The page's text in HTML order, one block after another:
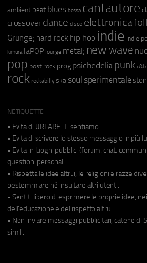
ambient beat blues bossa cantautore
crossover dance disco elettronica
Grunge; hard rock hip hop indie indie
kimura laPOP lounge metal; new wave
pop post rock prog psichedeliapunk r&b
rock rockabilly ska soul sperimentale
NETIQUETTE
• Evita di URLARE. Ti sentiamo.
• Evita di scrivere lo stesso messaggio in più
• Evita in luoghi pubblici (forum, chat,
questioni personali.
• Rispetta le idee altrui, le religioni e razze
bestemmiare né insultare altri utenti.
• Sentiti libero di esprimere le proprie idee,
dell'educazione e del rispetto altrui.
• Non inviare messaggi pubblicitari, catene di
simili.